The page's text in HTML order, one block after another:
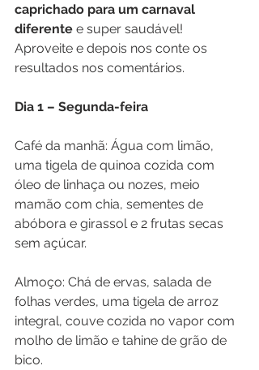
caprichado para um carnaval
diferente e super saudável!
Aproveite e depois nos conte os
resultados nos comentários.
Dia 1 – Segunda-feira
Café da manhã: Água com limão,
uma tigela de quinoa cozida com
óleo de linhaça ou nozes, meio
mamão com chia, sementes de
abóbora e girassol e 2 frutas secas
sem açúcar.
Almoço: Chá de ervas, salada de
folhas verdes, uma tigela de arroz
integral, couve cozida no vapor com
molho de limão e tahine de grão de
bico.